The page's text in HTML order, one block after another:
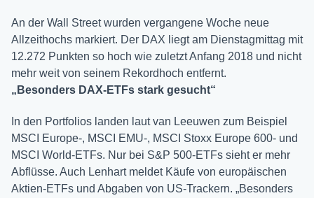
An der Wall Street wurden vergangene Woche neue
Allzeithochs markiert. Der DAX liegt am Dienstagmittag mit
12.272 Punkten so hoch wie zuletzt Anfang 2018 und nicht
mehr weit von seinem Rekordhoch entfernt.
„Besonders DAX-ETFs stark gesucht“
In den Portfolios landen laut van Leeuwen zum Beispiel
MSCI Europe-, MSCI EMU-, MSCI Stoxx Europe 600- und
MSCI World-ETFs. Nur bei S&P 500-ETFs sieht er mehr
Abflüsse. Auch Lenhart meldet Käufe von europäischen
Aktien-ETFs und Abgaben von US-Trackern. „Besonders